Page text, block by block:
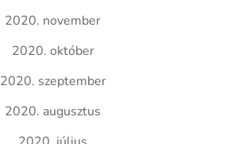
2020. november
2020. október
2020. szeptember
2020. augusztus